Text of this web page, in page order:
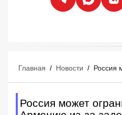
Главная / Новости /
Россия может